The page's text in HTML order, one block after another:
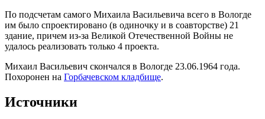
По подсчетам самого Михаила Васильевича всего в Вологде
им было спроектировано (в одиночку и в соавторстве) 21
здание, причем из-за Великой Отечественной Войны не
удалось реализовать только 4 проекта.
Михаил Васильевич скончался в Вологде 23.06.1964 года.
Похоронен на Горбачевском кладбище.
Источники